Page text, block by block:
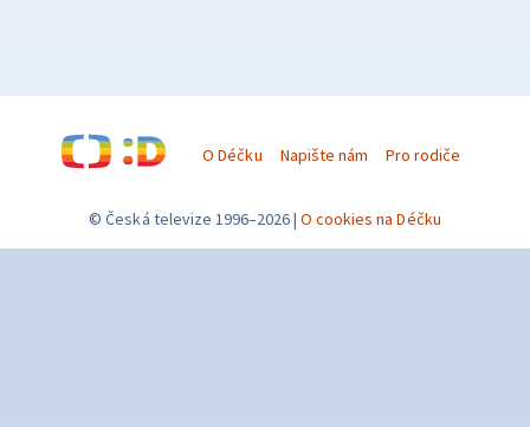
O Déčku Napište nám Pro rodiče
© Česká televize 1996–2026 O cookies na Déčku